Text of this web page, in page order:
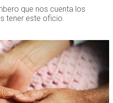
que nos cuenta los
tener este oficio.